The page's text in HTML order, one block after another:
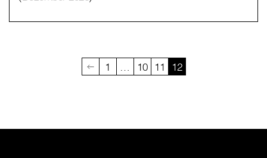
1 … 10 11 12